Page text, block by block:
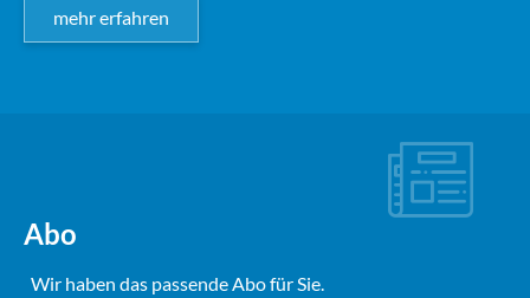
mehr erfahren
Abo
Wir haben das passende Abo für Sie.